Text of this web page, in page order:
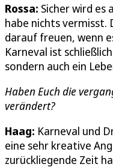
Rossa: Sicher wird es
habe nichts vermisst.
darauf freuen, wenn
Karneval ist
sondern auch ein
Haben Euch die
verändert?
Haag: Karneval und
eine sehr kreative
zurückliegende Zeit